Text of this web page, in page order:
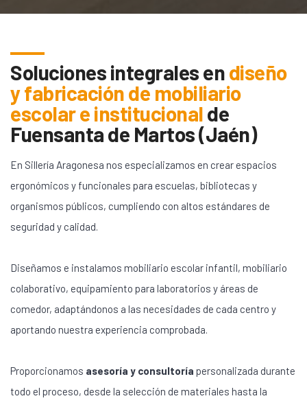
Soluciones integrales endiseño
y fabricación de mobiliario
escolar e institucionalde
Fuensanta de Martos (Jaén)
En Sillería Aragonesa nos especializamos en crear espacios
ergonómicos y funcionales para escuelas, bibliotecas y
organismos públicos, cumpliendo con altos estándares de
seguridad y calidad.
Diseñamos e instalamos mobiliario escolar infantil, mobiliario
colaborativo, equipamiento para laboratorios y áreas de
comedor, adaptándonos a las necesidades de cada centro y
aportando nuestra experiencia comprobada.
Proporcionamos asesoría y consultoría personalizada durante
todo el proceso, desde la selección de materiales hasta la